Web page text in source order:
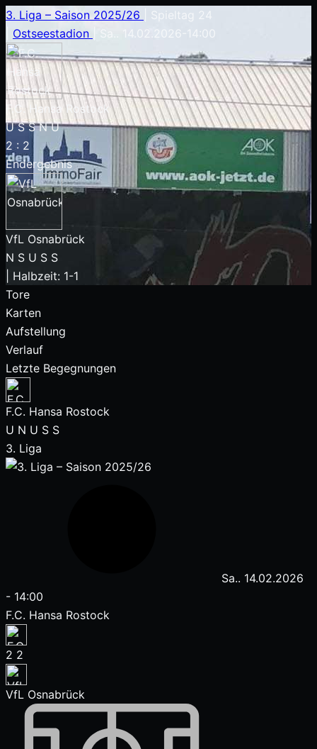
3. Liga – Saison 2025/26
Spieltag 24
Ostseestadion Sa.. 14.02.2026 14:00
F.C. Hansa Rostock
USSNU
2 : 2
Endergebnis
VfL Osnabrück
N S U S S
Halbzeit: 1-1
Tore
Karten
Aufstellung
Verlauf
Letzte Begegnungen
F.C. Hansa Rostock
U N U S S
3. Liga
Sa.. 14.02.2026
- 14:00
F.C. Hansa Rostock
2 2
VfL Osnabrück